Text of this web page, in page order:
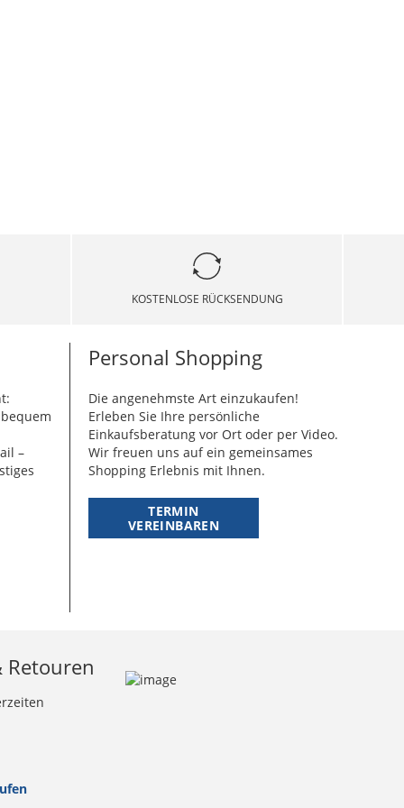
KOSTENLOSE RÜCKSENDUNG
–
Personal Shopping
Die angenehmste Art einzukaufen!
Erleben Sie Ihre persönliche
Einkaufsberatung vor Ort oder per Video.
Wir freuen uns auf ein gemeinsames
Shopping Erlebnis mit Ihnen.
TERMIN
VEREINBAREN
Retouren